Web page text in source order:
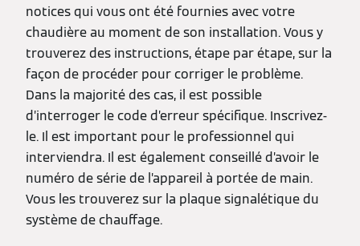
notices qui vous ont été fournies avec votre
chaudière au moment de son installation. Vous y
trouverez des instructions, étape par étape, sur la
façon de procéder pour corriger le problème.
Dans la majorité des cas, il est possible
d’interroger le code d’erreur spécifique. Inscrivez-
le. Il est important pour le professionnel qui
interviendra. Il est également conseillé d’avoir le
numéro de série de l’appareil à portée de main.
Vous les trouverez sur la plaque signalétique du
système de chauffage.